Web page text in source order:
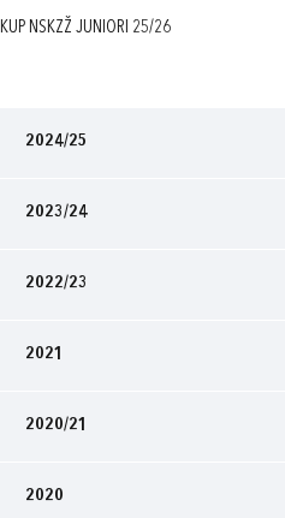
KUP NSKZŽ JUNIORI 25/26
2024/25
2023/24
2022/23
2021
2020/21
2020